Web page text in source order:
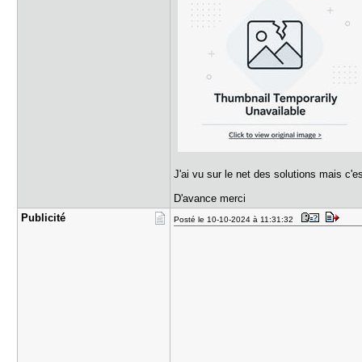
J'ai vu sur le net des solutions mais
D'avance merci
Publicité
Posté le 10-10-2024 à 11:31:32